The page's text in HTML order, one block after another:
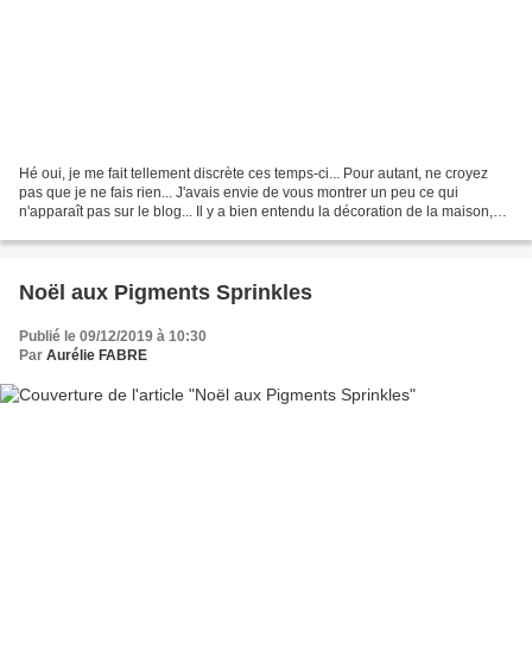
Hé oui, je me fait tellement discrète ces temps-ci... Pour autant, ne croyez
pas que je ne fais rien... J'avais envie de vous montrer un peu ce qui
n'apparaît pas sur le blog... Il y a bien entendu la décoration de la maison,
Noël aux Pigments Sprinkles
Publié le 09/12/2019 à 10:30
Par Aurélie FABRE